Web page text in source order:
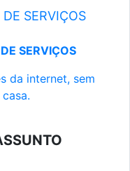
SERVIÇOS
SERVIÇOS
da internet, sem